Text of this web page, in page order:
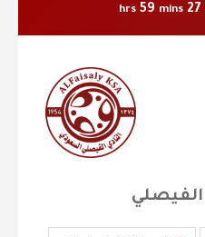
hrs 59 mins 26